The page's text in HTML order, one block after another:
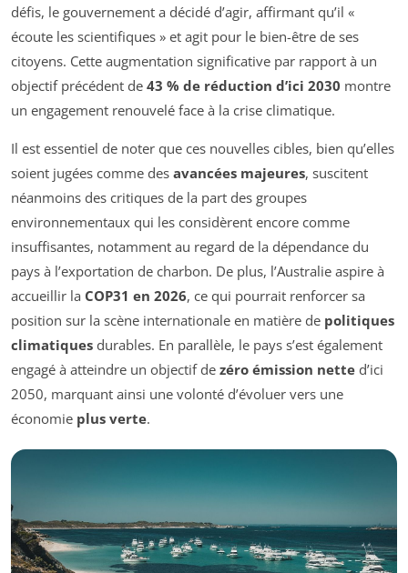
défis, le gouvernement a décidé d’agir, affirmant qu’il «
écoute les scientifiques » et agit pour le bien-être de ses
citoyens. Cette augmentation significative par rapport à un
objectif précédent de 43 % de réduction d’ici 2030 montre
un engagement renouvelé face à la crise climatique.
Il est essentiel de noter que ces nouvelles cibles, bien qu’elles
soient jugées comme des avancées majeures, suscitent
néanmoins des critiques de la part des groupes
environnementaux qui les considèrent encore comme
insuffisantes, notamment au regard de la dépendance du
pays à l’exportation de charbon. De plus, l’Australie aspire à
accueillir la COP31 en 2026, ce qui pourrait renforcer sa
position sur la scène internationale en matière de politiques
climatiques durables. En parallèle, le pays s’est également
engagé à atteindre un objectif de zéro émission nette d’ici
2050, marquant ainsi une volonté d’évoluer vers une
économie plus verte.